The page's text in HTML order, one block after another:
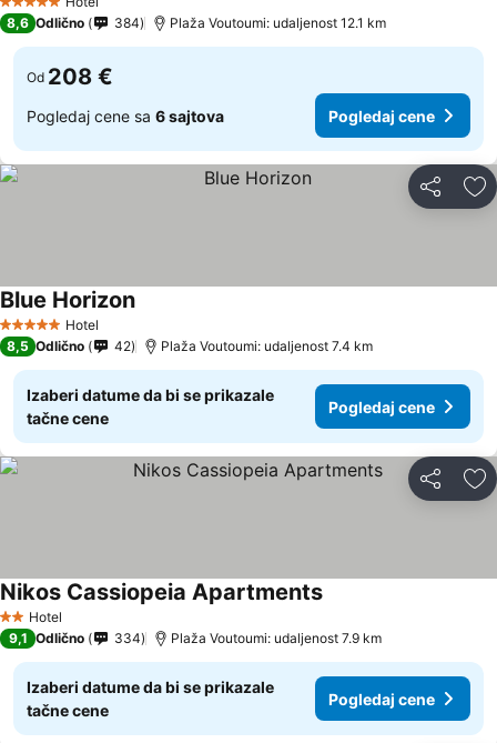
5 Zvezdice
8,6 Odlično 384 Plaža Voutoumi: udaljenost 12.1 km
Od 208 €
Pogledaj cene sa 6 sajtova Pogledaj cene
Deli
5 ZvezdiceHotel
Blue HorizonPogledaj cene
8,5 Odlično 42 Plaža Voutoumi: udaljenost 7.4 km
Izaberi datume da bi se prikazale
tačne cene
Pogledaj cene
Deli
2 Zvezdice
Hotel
Nikos Cassiopeia ApartmentsPogledaj cene
9,1 Odlično 334 Plaža Voutoumi: udaljenost 7.9 km
Izaberi datume da bi se prikazale
tačne cene
Pogledaj cene